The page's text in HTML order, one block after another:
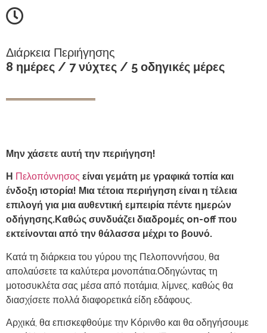
Διάρκεια Περιήγησης
8 ημέρες / 7 νύχτες / 5 οδηγικές μέρες
Μην χάσετε αυτή την περιήγηση!
Η Πελοπόννησος είναι γεμάτη με γραφικά τοπία και
ένδοξη ιστορία! Μια τέτοια περιήγηση είναι η τέλεια
επιλογή για μια αυθεντική εμπειρία πέντε ημερών
οδήγησης.Καθώς συνδυάζει διαδρομές on-off που
εκτείνονται από την θάλασσα μέχρι το βουνό.
Κατά τη διάρκεια του γύρου της Πελοποννήσου, θα
απολαύσετε τα καλύτερα μονοπάτια.Οδηγώντας τη
μοτοσυκλέτα σας μέσα από ποτάμια, λίμνες, καθώς θα
διασχίσετε πολλά διαφορετικά είδη εδάφους.
Αρχικά, θα επισκεφθούμε την Κόρινθο και θα οδηγήσουμε